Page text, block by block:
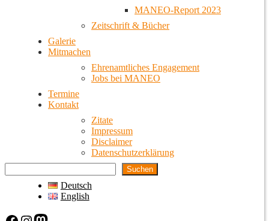
MANEO-Report 2023
Zeitschrift & Bücher
Galerie
Mitmachen
Ehrenamtliches Engagement
Jobs bei MANEO
Termine
Kontakt
Zitate
Impressum
Disclaimer
Datenschutzerklärung
Suchen
Deutsch
English